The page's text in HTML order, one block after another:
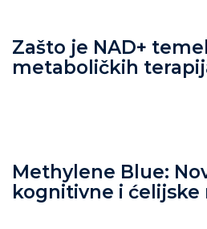
Zašto je NAD+
metaboličkih
Methylene Blue:
kognitivne i ćelijske